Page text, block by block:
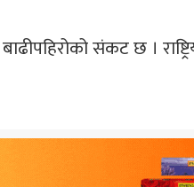
संकट छ । राष्ट्रिय